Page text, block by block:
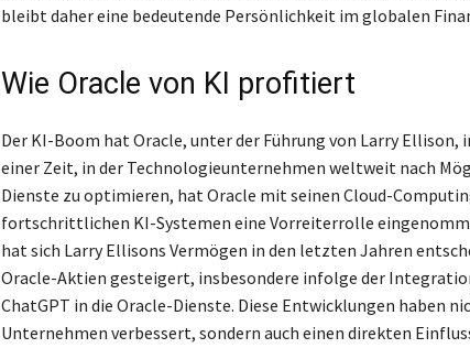
bleibt daher eine bedeutende Persönlichkeit im globalen
Wie Oracle von KI profitiert
Der KI-Boom hat Oracle, unter der Führung von Larry
einer Zeit, in der Technologieunternehmen weltweit nach
Dienste zu optimieren, hat Oracle mit seinen Cloud-
fortschrittlichen KI-Systemen eine Vorreiterrolle
hat sich Larry Ellisons Vermögen in den letzten Jahren
Oracle-Aktien gesteigert, insbesondere infolge der
ChatGPT in die Oracle-Dienste. Diese Entwicklungen haben
Unternehmen verbessert, sondern auch einen direkten